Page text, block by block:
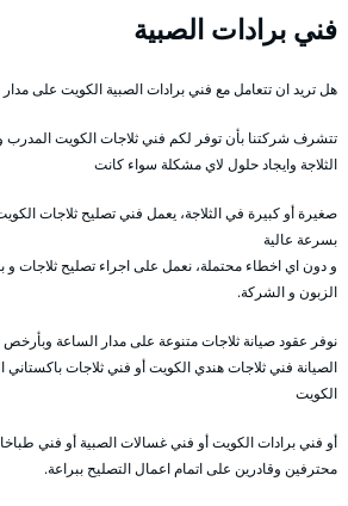
فني برادات الصبية
هل تريد ان تتعامل مع فني برادات الصبية الكويت على
تتشرف شركتنا بأن توفر لكم فني ثلاجات الكويت المدرب
الثلاجة وايجاد حلول لاي مشكلة سواء كانت
صغيرة أو كبيرة في الثلاجة، يعمل فني تصليح ثلاجات
بسرعة عالية
و دون اي اخطاء محتملة، نعمل على اجراء تصليح ثلاجات و
الزبون و الشركة.
نوفر عقود صيانة ثلاجات متنوعة على مدار الساعة
الصيانة فني ثلاجات هندي الكويت أو فني ثلاجات
الكويت
أو فني برادات الكويت أو فني غسالات الصبية أو فني
محترفين وقادرين على اتمام اعمال التصليح ببراعة.